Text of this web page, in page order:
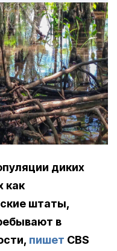
диких
как
штаты,
в
пишет CBS